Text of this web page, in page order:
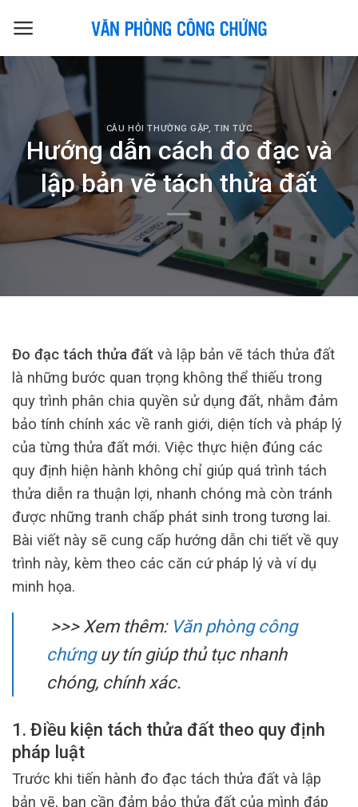
CÂU HỎI THƯỜNG GẶP,TIN TỨC
Hướng dẫn cách đo đạc và
lập bản vẽ tách thửa đất
Đo đạc tách thửa đất và lập bản vẽ tách thửa đất
là những bước quan trọng không thể thiếu trong
quy trình phân chia quyền sử dụng đất, nhằm đảm
bảo tính chính xác về ranh giới, diện tích và pháp lý
của từng thửa đất mới. Việc thực hiện đúng các
quy định hiện hành không chỉ giúp quá trình tách
thửa diễn ra thuận lợi, nhanh chóng mà còn tránh
được những tranh chấp phát sinh trong tương lai.
Bài viết này sẽ cung cấp hướng dẫn chi tiết về quy
trình này, kèm theo các căn cứ pháp lý và ví dụ
minh họa.
>>> Xem thêm: Văn phòng công
chứnguy tín giúp thủ tục nhanh
chóng, chính xác.
1. Điều kiện tách thửa đất theo quy định
pháp luật
Trước khi tiến hành đo đạc tách thửa đất và lập
bản vẽ, bạn cần đảm bảo thửa đất của mình đáp